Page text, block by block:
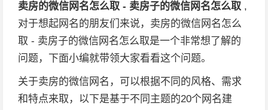
卖房的微信网名怎么取 - 卖房子的微信网名怎么取 ,
对于想起网名的朋友们来说，卖房的微信网名怎么
取 - 卖房子的微信网名怎么取是一个非常想了解的
问题，下面小编就带领大家看看这个问题。
关于卖房的微信网名，可以根据不同的风格、需求
和特点来取，以下是基于不同主题的20个网名建